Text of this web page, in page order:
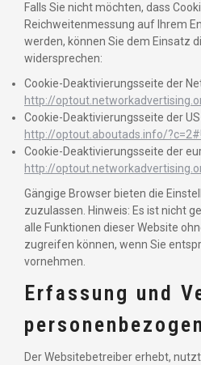
Falls Sie nicht möchten, dass
Reichweitenmessung auf Ihrem
werden, können Sie dem Einsatz
widersprechen:
Cookie-Deaktivierungsseite der
http://
Cookie-Deaktivierungsseite der
http://optout.aboutads.info/
Cookie-Deaktivierungsseite der
http://
Gängige Browser bieten die
zuzulassen. Hinweis: Es ist nicht
alle Funktionen dieser Website
zugreifen können, wenn Sie
vornehmen.
Erfassung und
Der Websitebetreiber erhebt,